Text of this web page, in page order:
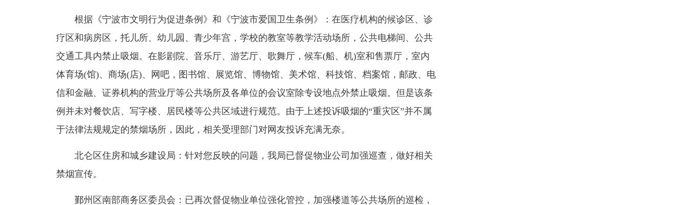
根据《宁波市文明行为促进条例》和《宁波市爱国卫生条例》：在医疗机构的候诊区、诊
疗区和病房区，托儿所、幼儿园、青少年宫，学校的教室等教学活动场所，公共电梯间、公共
交通工具内禁止吸烟。在影剧院、音乐厅、游艺厅、歌舞厅，候车(船、机)室和售票厅，室内
体育场(馆)、商场(店)、网吧，图书馆、展览馆、博物馆、美术馆、科技馆、档案馆，邮政、电
信和金融、证券机构的营业厅等公共场所及各单位的会议室除专设地点外禁止吸烟。但是该条
例并未对餐饮店、写字楼、居民楼等公共区域进行规范。由于上述投诉吸烟的“重灾区”并不属
于法律法规规定的禁烟场所，因此，相关受理部门对网友投诉充满无奈。
北仑区住房和城乡建设局：针对您反映的问题，我局已督促物业公司加强巡查，做好相关
禁烟宣传。
鄞州区南部商务区委员会：已再次督促物业单位强化管控，加强楼道等公共场所的巡检，